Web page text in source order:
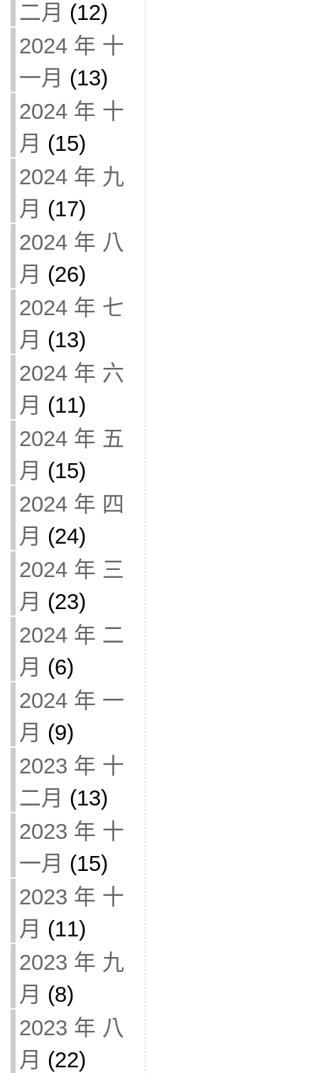
二月 (12)
2024 年 十
一月 (13)
2024 年 十
月 (15)
2024 年 九
月 (17)
2024 年 八
月 (26)
2024 年 七
月 (13)
2024 年 六
月 (11)
2024 年 五
月 (15)
2024 年 四
月 (24)
2024 年 三
月 (23)
2024 年 二
月 (6)
2024 年 一
月 (9)
2023 年 十
二月 (13)
2023 年 十
一月 (15)
2023 年 十
月 (11)
2023 年 九
月 (8)
2023 年 八
月 (22)